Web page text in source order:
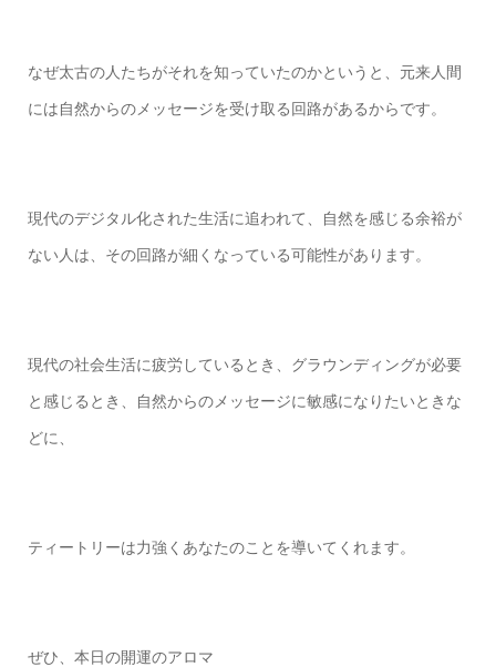
なぜ太古の人たちがそれを知っていたのかというと、元来人間
には自然からのメッセージを受け取る回路があるからです。
現代のデジタル化された生活に追われて、自然を感じる余裕が
ない人は、その回路が細くなっている可能性があります。
現代の社会生活に疲労しているとき、グラウンディングが必要
と感じるとき、自然からのメッセージに敏感になりたいときな
どに、
ティートリーは力強くあなたのことを導いてくれます。
ぜひ、本日の開運のアロマ